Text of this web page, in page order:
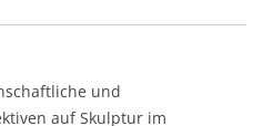
und
auf Skulptur im